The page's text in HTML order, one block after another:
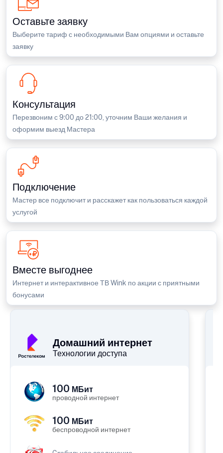
Оставьте заявку
Выберите тариф с необходимыми Вам опциями и оставьте
заявку
Консультация
Перезвоним с 9:00 до 21:00, уточним Ваши желания и
оформим выезд Мастера
Подключение
Мастер все подключит и расскажет как пользоваться каждой
услугой
Вместе выгоднее
Интернет и интерактивное ТВ Wink по акции с приятными
бонусами
Домашний интернет
Технологии доступа
100 МБит
проводной интернет
100 МБит
беспроводной интернет